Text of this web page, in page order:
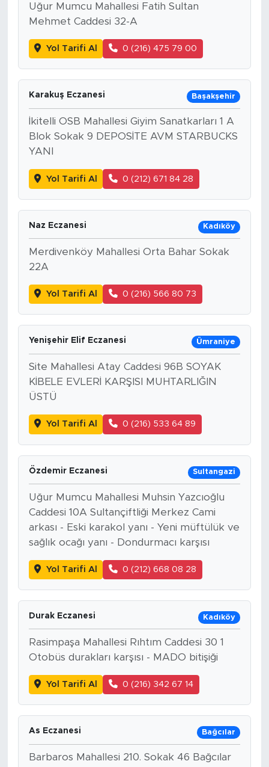
Uğur Mumcu Mahallesi Fatih Sultan
Mehmet Caddesi 32-A
Yol Tarifi Al 0 (216) 475 79 00
Karakuş Eczanesi Başakşehir
İkitelli OSB Mahallesi Giyim Sanatkarları 1 A
Blok Sokak 9 DEPOSİTE AVM STARBUCKS
YANI
Yol Tarifi Al 0 (212) 671 84 28
Naz Eczanesi Kadıköy
Merdivenköy Mahallesi Orta Bahar Sokak
22A
Yol Tarifi Al 0 (216) 566 80 73
Yenişehir Elif Eczanesi Ümraniye
Site Mahallesi Atay Caddesi 96B SOYAK
KİBELE EVLERİ KARŞISI MUHTARLIĞIN
ÜSTÜ
Yol Tarifi Al 0 (216) 533 64 89
Özdemir Eczanesi Sultangazi
Uğur Mumcu Mahallesi Muhsin Yazcıoğlu
Caddesi 10A Sultançiftliği Merkez Cami
arkası - Eski karakol yanı - Yeni müftülük ve
sağlık ocağı yanı - Dondurmacı karşısı
Yol Tarifi Al 0 (212) 668 08 28
Durak Eczanesi Kadıköy
Rasimpaşa Mahallesi Rıhtım Caddesi 30 1
Otobüs durakları karşısı - MADO bitişiği
Yol Tarifi Al 0 (216) 342 67 14
As Eczanesi Bağcılar
Barbaros Mahallesi 210. Sokak 46 Bağcılar